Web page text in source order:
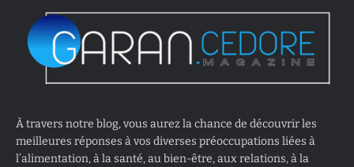
À travers notre blog, vous aurez la chance de découvrir les
meilleures réponses à vos diverses préoccupations liées à
l’alimentation, à la santé, au bien-être, aux relations, à la